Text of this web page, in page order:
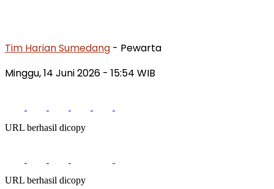
Tim Harian Sumedang - Pewarta
Minggu, 14 Juni 2026 - 15:54 WIB
URL berhasil dicopy
URL berhasil dicopy